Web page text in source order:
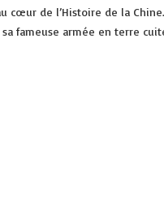
de l’Histoire de la
fameuse armée en terre